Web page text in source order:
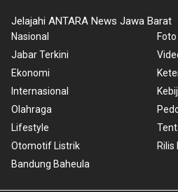
Jelajahi ANTARA News Jawa Barat
Nasional
Jabar Terkini
Ekonomi
Internasional
Olahraga
Lifestyle
Otomotif Listrik
Bandung Baheula
Foto
Rilis